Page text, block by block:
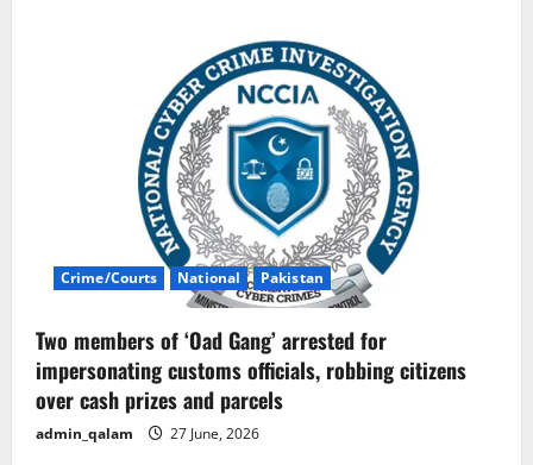
Crime/Courts National Pakistan
Two members of ‘Oad Gang’ arrested for
impersonating customs officials, robbing citizens
over cash prizes and parcels
admin_qalam 27 June, 2026